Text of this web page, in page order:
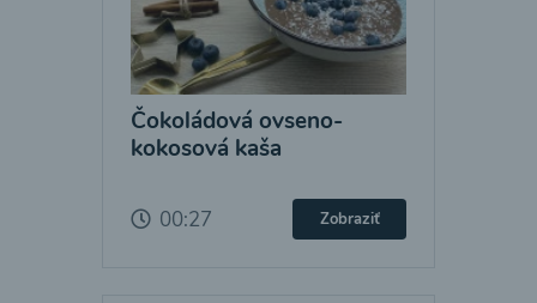
Čokoládová ovseno-
kokosová kaša
00:27 Zobraziť